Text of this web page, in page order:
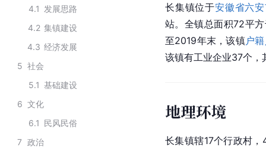
4.1 发展思路
4.2 集镇建设
4.3 经济发展
5 社会
5.1 基础建设
6 文化
6.1 民风民俗
7 政治
长集镇位于安徽省六
站。全镇总面积72平
至2019年末，该镇户
该镇有工业企业37个，
地理环境
长集镇辖17个行政村